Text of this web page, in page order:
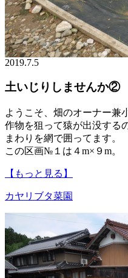
2019.7.5
土いじりしませんか②
ようこそ、畑のオーナー兼
作物を狙って猿が出没する
まわりを網で囲ってます。
この区画№１は４m×９m。
【もっと見る】
カヤリブタ菜園